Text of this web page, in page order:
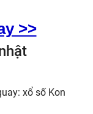
>>
xổ số Kon